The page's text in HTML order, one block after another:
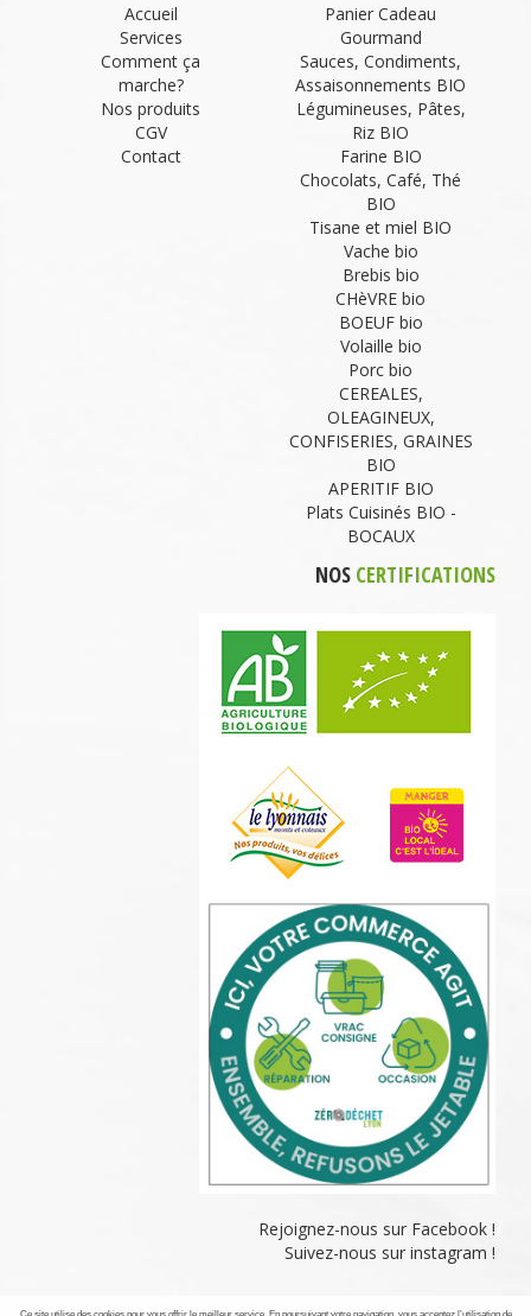
Accueil
Services
Comment ça
marche?
Nos produits
CGV
Contact
Panier Cadeau
Gourmand
Sauces, Condiments,
Assaisonnements BIO
Légumineuses, Pâtes,
Riz BIO
Farine BIO
Chocolats, Café, Thé
BIO
Tisane et miel BIO
Vache bio
Brebis bio
CHèVRE bio
BOEUF bio
Volaille bio
Porc bio
CEREALES,
OLEAGINEUX,
CONFISERIES, GRAINES
BIO
APERITIF BIO
Plats Cuisinés BIO -
BOCAUX
NOS CERTIFICATIONS
Rejoignez-nous sur Facebook !
Suivez-nous sur instagram !